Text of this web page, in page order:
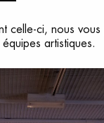
celle-ci, nous
artistiques.